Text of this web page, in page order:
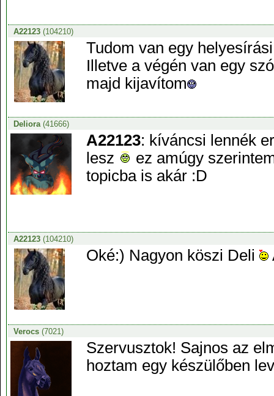
A22123(104210)
Tudom van egy
Illetve a végén van egy
majd kijavítom
Deliora(41666)
A22123: kíváncsi lennék
lesz
ez amúgy
topicba is akár :D
A22123(104210)
Oké:) Nagyon köszi Deli
Verocs(7021)
Szervusztok! Sajnos az
hoztam egy készülőben